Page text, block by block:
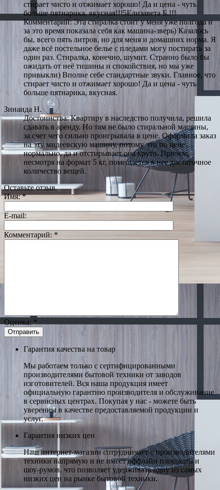
стирает чисто и отжимает хорошо! Да и цена - чуть
больше пятнарика, вкусная!!!5Елизавета Б.!!!
Комментарий: Эта стиралка стоит у меня уже полгода и
за это время показала себя как машина-зверь) Казалось
бы, всего пять литров, но для меня и домашних норма. Я
даже всё постельное белье с пледами могу постирать за
один раз. Стиралка, конечно, шумит. Странно было бы
ожидать от неё тишины и спокойствия, но мы уже
привыкли) Вполне себе стандартные звуки. Главное, что
стирает чисто и отжимает хорошо! Да и цена - чуть
больше пятнарика, вкусная.
Зинаида Н.
Достоинства: Квартиру в наследство получила, решила
сдавать в аренду. Но там не было стиральной машины,
за счет чего сильно проигрывала в цене. Оформила заказ
на эту мидеевскую машину, потому что по цене
нормально, да и отстирывает она круто. Причем,
несмотря на формат 5 кг, помещается в нее достаточное
количество вещей.
Оставьте отзыв
Имя:*
E-mail:
Комментарий: *
Оценка: *
Гарантия качества на товар
Мы работаем только с сертифицированными
производителями бытовой техники от заводов
изготовителей. Вся наша продукция имеет
официальную гарантию производителя и обслуживание
в сервисных центрах. Покупая у нас - можете быть
уверенны в качестве предоставляемой продукции и
услуг.
Гарантия низких цен
Наш интернет-магазин сотрудничает с производителями
техники напрямую и не имеет оффлайн площадей и
шоу-румов, что позволяет удерживать одну из самых
низких цен на рынке бытовой техники.